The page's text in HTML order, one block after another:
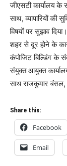
जीएसटी कार्यालय
साथ, व्यापारियों की
विषयों पर सुझाव
शहर से दूर होने के
कंपोजिट बिल्डिंग के
संयुक्त आयुक्त
साथ राजकुमार बंसल,
Share this:
Facebook
Email